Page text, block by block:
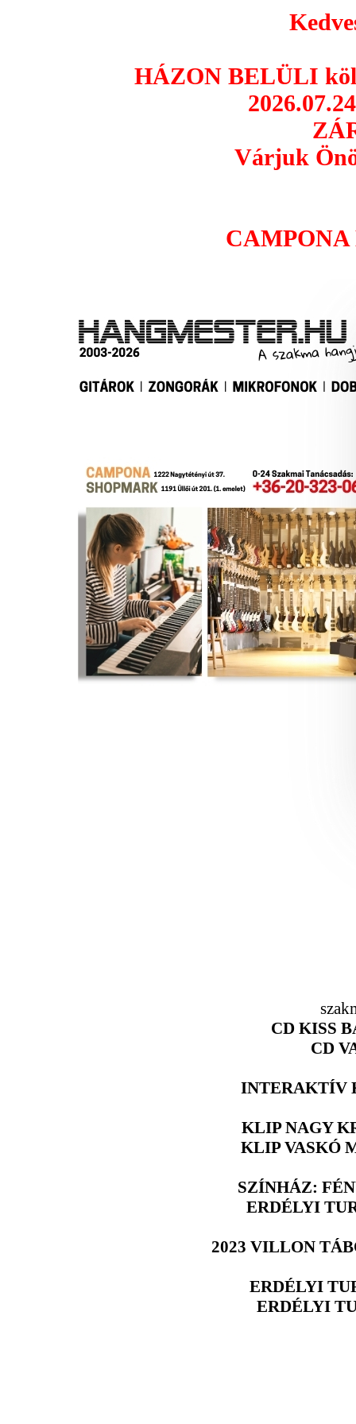
HÁZON BELÜLI
Várjuk
CD KISS
CD
INTERAKTÍV
KLIP NAGY
KLIP VASKÓ
SZÍNHÁZ:
ERDÉLYI
2023 VILLON
ERDÉLYI
ERDÉLYI